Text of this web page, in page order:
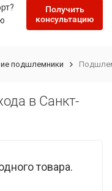
Получить
консультацию
подшлемники
в Санкт-
товара.